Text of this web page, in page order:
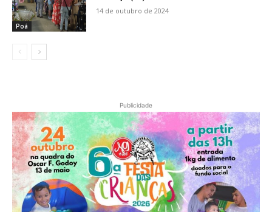
Poá
14 de outubro de 2024
Publicidade